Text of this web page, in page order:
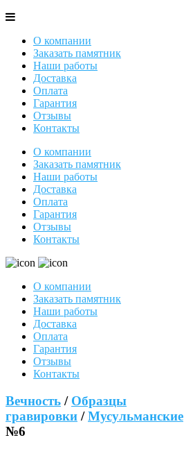
О компании
Заказать памятник
Наши работы
Доставка
Оплата
Гарантия
Отзывы
Контакты
О компании
Заказать памятник
Наши работы
Доставка
Оплата
Гарантия
Отзывы
Контакты
О компании
Заказать памятник
Наши работы
Доставка
Оплата
Гарантия
Отзывы
Контакты
Вечность / Образцы
гравировки /Мусульманские
№6